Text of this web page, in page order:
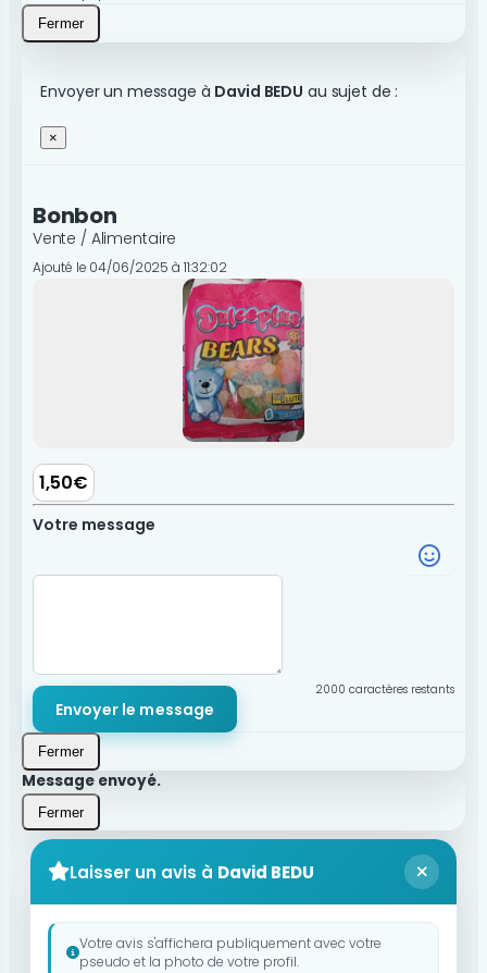
Fermer
Envoyer un message à David BEDU au sujet de :
×
Bonbon
Vente / Alimentaire
Ajouté le 04/06/2025 à 11:32:02
1,50€
Votre message
2000 caractères restants
Envoyer le message
Fermer
Message envoyé.
Fermer
Laisser un avis à David BEDU
Votre avis s'affichera publiquement avec votre
pseudo et la photo de votre profil.